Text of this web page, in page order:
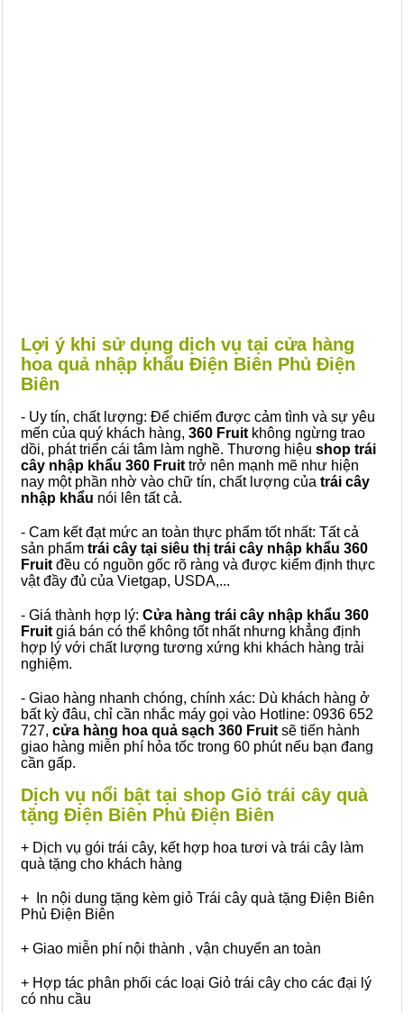
Lợi ý khi sử dụng dịch vụ tại cửa hàng
hoa quả nhập khẩu Điện Biên Phủ Điện
Biên
- Uy tín, chất lượng: Để chiếm được cảm tình và sự yêu
mến của quý khách hàng, 360 Fruit không ngừng trao
dồi, phát triển cái tâm làm nghề. Thương hiệu shop trái
cây nhập khẩu 360 Fruit trở nên mạnh mẽ như hiện
nay một phần nhờ vào chữ tín, chất lượng của trái cây
nhập khẩu nói lên tất cả.
- Cam kết đạt mức an toàn thực phẩm tốt nhất: Tất cả
sản phẩm trái cây tại siêu thị trái cây nhập khẩu 360
Fruit đều có nguồn gốc rõ ràng và được kiểm định thực
vật đầy đủ của Vietgap, USDA,...
- Giá thành hợp lý: Cửa hàng trái cây nhập khẩu 360
Fruit giá bán có thể không tốt nhất nhưng khẳng định
hợp lý với chất lượng tương xứng khi khách hàng trải
nghiệm.
- Giao hàng nhanh chóng, chính xác: Dù khách hàng ở
bất kỳ đâu, chỉ cần nhắc máy gọi vào Hotline: 0936 652
727, cửa hàng hoa quả sạch 360 Fruit sẽ tiến hành
giao hàng miễn phí hỏa tốc trong 60 phút nếu bạn đang
cần gấp.
Dịch vụ nổi bật tại shop Giỏ trái cây quà
tặng Điện Biên Phủ Điện Biên
+ Dịch vụ gói trái cây, kết hợp hoa tươi và trái cây làm
quà tặng cho khách hàng
+ In nội dung tặng kèm giỏ Trái cây quà tặng Điện Biên
Phủ Điện Biên
+ Giao miễn phí nội thành , vận chuyển an toàn
+ Hợp tác phân phối các loại Giỏ trái cây cho các đại lý
có nhu cầu